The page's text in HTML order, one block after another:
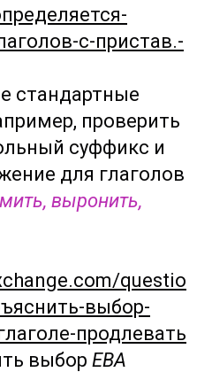
с-пристав.-
стандартные
проверить
суффикс и
для глаголов
выронить,
questio
выбор-
продлевать
выбор ЕВА